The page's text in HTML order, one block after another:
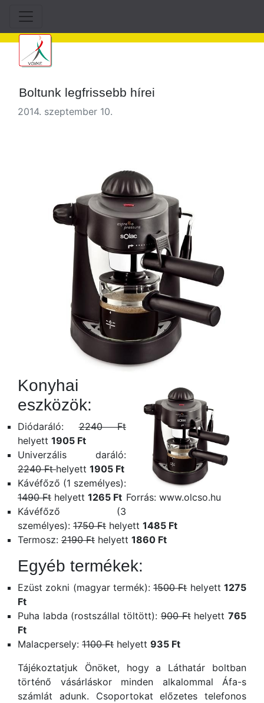
Boltunk legfrissebb hírei
2014. szeptember 10.
Forrás: www.olcso.hu
Konyhai
eszközök:
Diódaráló:2240 Ft
helyett 1905 Ft
Univerzális daráló:
2240 Fthelyett 1905 Ft
Kávéfőző (1 személyes):
1490 Ft helyett 1265 Ft
Kávéfőző (3
személyes): 1750 Ft helyett 1485 Ft
Termosz: 2190 Ft helyett 1860 Ft
Egyéb termékek:
Ezüst zokni (magyar termék):1500 Fthelyett1275
Ft
Puha labda (rostszállal töltött):900 Fthelyett765
Ft
Malacpersely: 1100 Ft helyett 935 Ft
Tájékoztatjuk Önöket, hogy a Láthatár boltban
történő vásárláskor minden alkalommal Áfa-s
számlát adunk. Csoportokat előzetes telefonos